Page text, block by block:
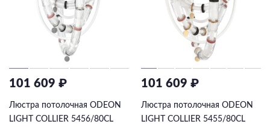
101 609 ₽
Люстра потолочная ODEON
LIGHT COLLIER 5456/80CL
101 609 ₽
Люстра потолочная ODEON
LIGHT COLLIER 5455/80CL